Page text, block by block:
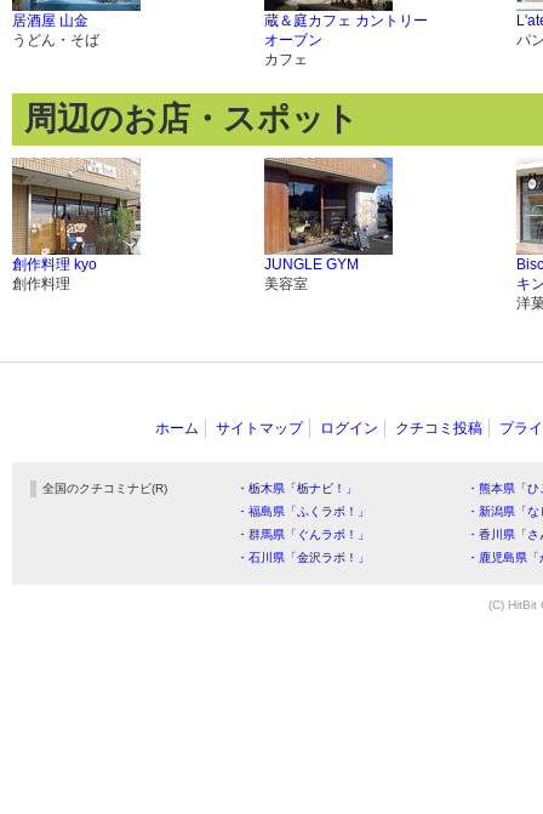
居酒屋 山金
うどん・そば
蔵＆庭カフェ カントリー
オーブン
カフェ
パ
周辺のお店・スポット
創作料理 kyo
創作料理
JUNGLE GYM
美容室
キ
洋
ホーム サイトマップ ログイン クチコミ投稿 プラ
全国のクチコミナビ(R) ・栃木県「栃ナビ！」
・熊本県「
・福島県「ふくラボ！」
・新潟県「
・群馬県「ぐんラボ！」
・香川県「
・石川県「金沢ラボ！」
・鹿児島県
(C) HitBit